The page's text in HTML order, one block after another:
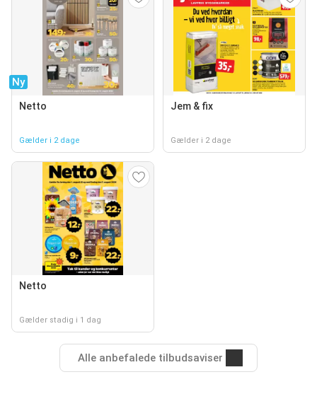
Ny
Netto
Gælder i 2 dage
Jem & fix
Gælder i 2 dage
Netto
Gælder stadig i 1 dag
Alle anbefalede tilbudsaviser